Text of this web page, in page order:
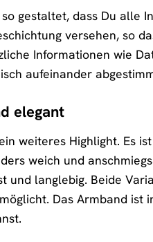
gestaltet, dass Du
versehen, so
Informationen wie
aufeinander
elegant
weiteres Highlight.
weich und
und langlebig. Beide
Das Armband